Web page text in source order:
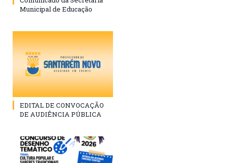
Municipal de Educação
EDITAL DE CONVOCAÇÃO
DE AUDIÊNCIA PÚBLICA